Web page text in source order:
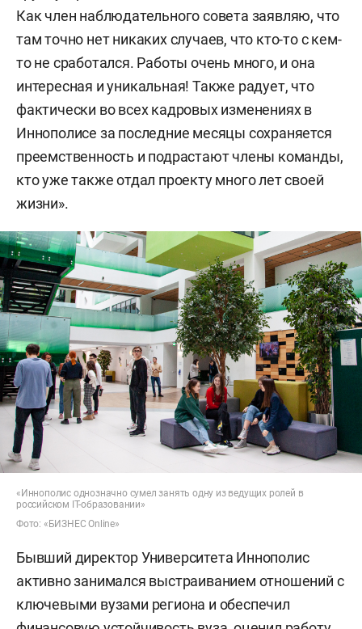
инженерная школа. В 2023-м открылись три
новых жилых корпуса для студентов на 1 тыс.
мест. Также в прошлом году Иннополис открыл
офис в Ханчжоу, который продвигает продукты
Татарстана на рынке Китая.
Как член наблюдательного совета заявляю, что
там точно нет никаких случаев, что кто-то с кем-
то не сработался. Работы очень много, и она
интересная и уникальная! Также радует, что
фактически во всех кадровых изменениях в
Иннополисе за последние месяцы сохраняется
преемственность и подрастают члены команды,
кто уже также отдал проекту много лет своей
жизни».
«Иннополис однозначно сумел занять одну из ведущих ролей в
российском IT-образовании»
Фото: «БИЗНЕС Online»
Бывший директор Университета Иннополис
активно занимался выстраиванием отношений с
ключевыми вузами региона и обеспечил